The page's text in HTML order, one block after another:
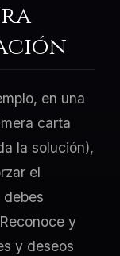
en una
carta
la solución),
el
y
y deseos